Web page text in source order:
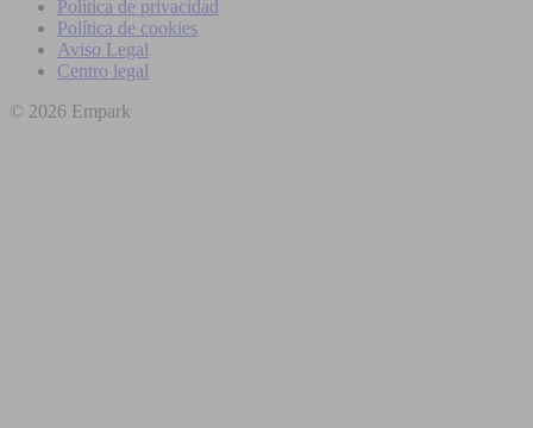
Política de privacidad
Política de cookies
Aviso Legal
Centro legal
© 2026 Empark